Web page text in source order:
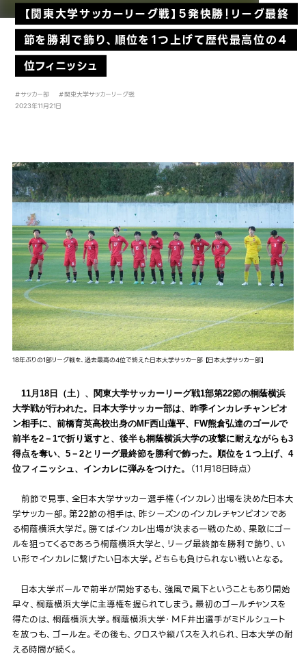
【関東大学サッカーリーグ戦】５発快勝！リーグ最終
節を勝利で飾り、順位を１つ上げて歴代最高位の４
位フィニッシュ
#サッカー部
#関東大学サッカーリーグ戦
2023年11月21日
18年ぶりの1部リーグ戦を、過去最高の4位で終えた日本大学サッカー部 【日本大学サッカー部】
11月18日（土）、関東大学サッカーリーグ戦1部第22節の桐蔭横浜
大学戦が行われた。日本大学サッカー部は、昨季インカレチャンピオ
ン相手に、前橋育英高校出身のMF西山蓮平、FW熊倉弘達のゴールで
前半を2－1で折り返すと、後半も桐蔭横浜大学の攻撃に耐えながらも3
得点を奪い、5－2とリーグ最終節を勝利で飾った。順位を１つ上げ、4
位フィニッシュ、インカレに弾みをつけた。
（11月18日時点）
前節で見事、全日本大学サッカー選手権（インカレ）出場を決めた日本大
学サッカー部。第22節の相手は、昨シーズンのインカレチャンピオンであ
る桐蔭横浜大学だ。勝てばインカレ出場が決まる一戦のため、果敢にゴー
ルを狙ってくるであろう桐蔭横浜大学と、リーグ最終節を勝利で飾り、い
い形でインカレに繋げたい日本大学。どちらも負けられない戦いとなる。
日本大学ボールで前半が開始するも、強風で風下ということもあり開始
早々、桐蔭横浜大学に主導権を握られてしまう。最初のゴールチャンスを
得たのは、桐蔭横浜大学。桐蔭横浜大学・ＭＦ井出選手がミドルシュート
を放つも、ゴール左。その後も、クロスや縦パスを入れられ、日本大学の耐
える時間が続く。